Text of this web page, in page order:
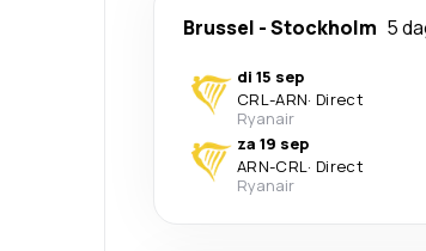
Brussel -Stockholm 5
di 15 sep
CRL-ARN· Direct
Ryanair
za 19 sep
ARN-CRL· Direct
Ryanair